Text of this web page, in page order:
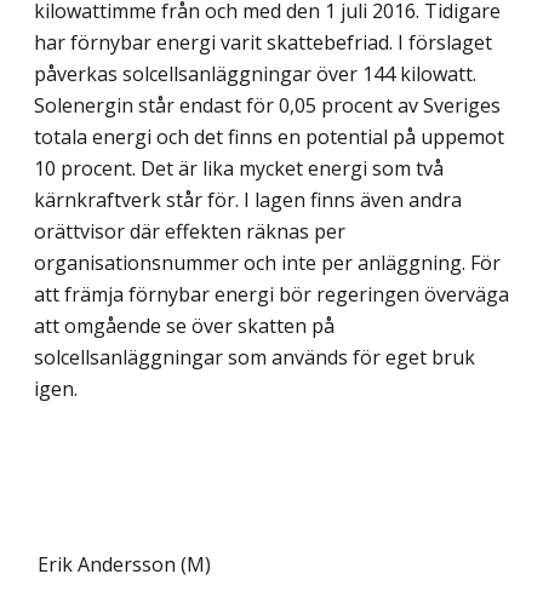
kilowattimme från och med den 1 juli 2016. Tidigare
har förnybar energi varit skattebefriad. I förslaget
påverkas solcellsanläggningar över 144 kilowatt.
Solenergin står endast för 0,05 procent av Sveriges
totala energi och det finns en potential på uppemot
10 procent. Det är lika mycket energi som två
kärnkraftverk står för. I lagen finns även andra
orättvisor där effekten räknas per
organisationsnummer och inte per anläggning. För
att främja förnybar energi bör regeringen överväga
att omgående se över skatten på
solcellsanläggningar som används för eget bruk
igen.
Erik Andersson (M)